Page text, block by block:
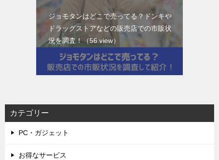
ジョモタンはどこで売ってる？ドンキや
ドラッグストアなどの販売店での市販状
況を調査！（56 view）
カテゴリー
PC・ガジェット
お得なサービス